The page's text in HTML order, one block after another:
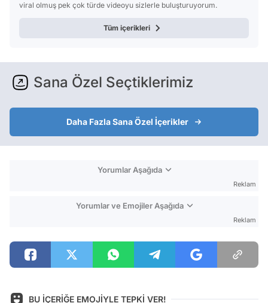
viral olmuş pek çok türde videoyu sizlerle buluşturuyorum.
Tüm içerikleri
Sana Özel Seçtiklerimiz
Daha Fazla Sana Özel İçerikler
Yorumlar Aşağıda
Reklam
Yorumlar ve Emojiler Aşağıda
Reklam
BU İÇERİĞE EMOJİYLE TEPKİ VER!